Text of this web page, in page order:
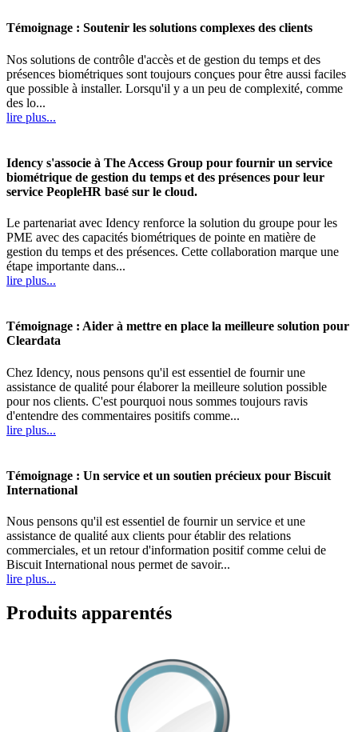
Témoignage : Soutenir les solutions complexes des clients
Nos solutions de contrôle d'accès et de gestion du temps et des
présences biométriques sont toujours conçues pour être aussi faciles
que possible à installer. Lorsqu'il y a un peu de complexité, comme
des lo...
lire plus...
Idency s'associe à The Access Group pour fournir un service
biométrique de gestion du temps et des présences pour leur
service PeopleHR basé sur le cloud.
Le partenariat avec Idency renforce la solution du groupe pour les
PME avec des capacités biométriques de pointe en matière de
gestion du temps et des présences. Cette collaboration marque une
étape importante dans...
lire plus...
Témoignage : Aider à mettre en place la meilleure solution pour
Cleardata
Chez Idency, nous pensons qu'il est essentiel de fournir une
assistance de qualité pour élaborer la meilleure solution possible
pour nos clients. C'est pourquoi nous sommes toujours ravis
d'entendre des commentaires positifs comme...
lire plus...
Témoignage : Un service et un soutien précieux pour Biscuit
International
Nous pensons qu'il est essentiel de fournir un service et une
assistance de qualité aux clients pour établir des relations
commerciales, et un retour d'information positif comme celui de
Biscuit International nous permet de savoir...
lire plus...
Produits apparentés